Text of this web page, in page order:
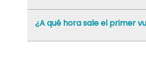
¿A qué hora sale el primer